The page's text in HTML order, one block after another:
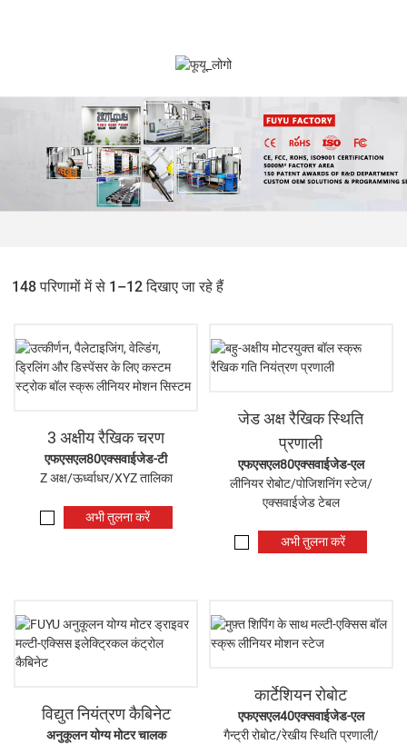
148 परिणामों में से 1–12 दिखाए जा रहे हैं
3 अक्षीय रैखिक चरण
एफएसएल80एक्सवाईजेड-टी
Z अक्ष/ऊर्ध्वाधर/XYZ तालिका
अभी तुलना करें
जेड अक्ष रैखिक स्थिति
प्रणाली
एफएसएल80एक्सवाईजेड-एल
लीनियर रोबोट/पोजिशनिंग स्टेज/
एक्सवाईजेड टेबल
अभी तुलना करें
विद्युत नियंत्रण कैबिनेट
अनुकूलन योग्य मोटर चालक
कार्टेशियन रोबोट
एफएसएल40एक्सवाईजेड-एल
गैन्ट्री रोबोट/रेखीय स्थिति प्रणाली/